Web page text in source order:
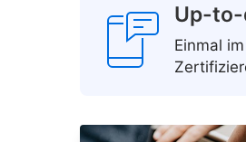
Up-
Einmal